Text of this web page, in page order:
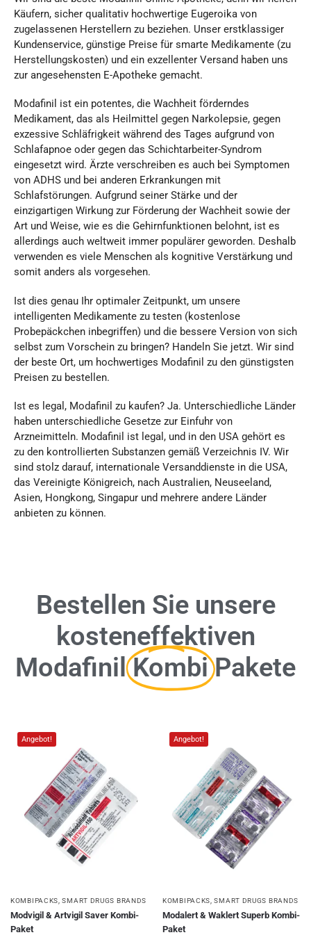
Käufern, sicher qualitativ hochwertige Eugeroika von
zugelassenen Herstellern zu beziehen. Unser erstklassiger
Kundenservice, günstige Preise für smarte Medikamente (zu
Herstellungskosten) und ein exzellenter Versand haben uns
zur angesehensten E-Apotheke gemacht.
Modafinil ist ein potentes, die Wachheit förderndes
Medikament, das als Heilmittel gegen Narkolepsie, gegen
exzessive Schläfrigkeit während des Tages aufgrund von
Schlafapnoe oder gegen das Schichtarbeiter-Syndrom
eingesetzt wird. Ärzte verschreiben es auch bei Symptomen
von ADHS und bei anderen Erkrankungen mit
Schlafstörungen. Aufgrund seiner Stärke und der
einzigartigen Wirkung zur Förderung der Wachheit sowie der
Art und Weise, wie es die Gehirnfunktionen belohnt, ist es
allerdings auch weltweit immer populärer geworden. Deshalb
verwenden es viele Menschen als kognitive Verstärkung und
somit anders als vorgesehen.
Ist dies genau Ihr optimaler Zeitpunkt, um unsere
intelligenten Medikamente zu testen (kostenlose
Probepäckchen inbegriffen) und die bessere Version von sich
selbst zum Vorschein zu bringen? Handeln Sie jetzt. Wir sind
der beste Ort, um hochwertiges Modafinil zu den günstigsten
Preisen zu bestellen.
Ist es legal, Modafinil zu kaufen? Ja. Unterschiedliche Länder
haben unterschiedliche Gesetze zur Einfuhr von
Arzneimitteln. Modafinil ist legal, und in den USA gehört es
zu den kontrollierten Substanzen gemäß Verzeichnis IV. Wir
sind stolz darauf, internationale Versanddienste in die USA,
das Vereinigte Königreich, nach Australien, Neuseeland,
Asien, Hongkong, Singapur und mehrere andere Länder
anbieten zu können.
Bestellen Sie unsere
kosteneffektiven
Modafinil Kombi Pakete
Angebot!
KOMBIPACKS ,SMART DRUGS BRANDS
Modvigil & Artvigil Saver Kombi-
Paket
Angebot!
KOMBIPACKS ,SMART DRUGS BRANDS
Modalert & Waklert Superb Kombi-
Paket